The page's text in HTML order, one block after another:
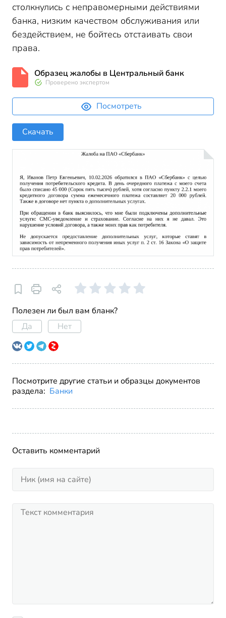
столкнулись с неправомерными действиями
банка, низким качеством обслуживания или
бездействием, не бойтесь отстаивать свои
права.
Образец жалобы в Центральный банк
Проверено экспертом
Посмотреть
Скачать
Полезен ли был вам бланк?
Да
Нет
Посмотрите другие статьи и образцы документов
раздела: Банки
Оставить комментарий